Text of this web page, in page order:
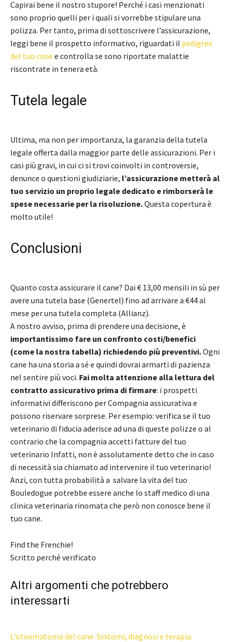
Capirai bene il nostro stupore! Perché i casi menzionati
sono proprio quelli per i quali si vorrebbe stipulare una
polizza. Per tanto, prima di sottoscrivere l’assicurazione,
leggi bene il prospetto informativo, riguardati il pedigree
del tuo cane e controlla se sono riportate malattie
riscontrate in tenera età.
Tutela legale
Ultima, ma non per importanza, la garanzia della tutela
legale offerta dalla maggior parte delle assicurazioni. Per i
casi più gravi, in cui ci si trovi coinvolti in controversie,
denunce o questioni giudiziarie, l’assicurazione metterà al
tuo servizio un proprio legale dedicato e rimborserà le
spese necessarie per la risoluzione.Questa copertura è
molto utile!
Conclusioni
Quanto costa assicurare il cane? Dai € 13,00 mensili in sù per
avere una tutela base (Genertel) fino ad arrivare a €44 al
mese per una tutela completa (Allianz).
A nostro avviso, prima di prendere una decisione, è
importantissimo fare un confronto costi/benefici
(come la nostra tabella) richiedendo più preventivi.Ogni
cane ha una storia a sé e quindi dovrai armarti di pazienza
nel sentire più voci. Fai molta attenzione alla lettura del
contratto assicurativo prima di firmare: i prospetti
informativi differiscono per Compagnia assicurativa e
possono riservare sorprese. Per esempio: verifica se il tuo
veterinario di fiducia aderisce ad una di queste polizze o al
contrario che la compagnia accetti fatture del tuo
veterinario Infatti, non è assolutamente detto che in caso
di necessità sia chiamato ad intervenire il tuo veterinario!
Anzi, con tutta probabilità a salvare la vita del tuo
Bouledogue potrebbe essere anche lo staff medico di una
clinica veterinaria rinomata che però non conosce bene il
tuo cane.
Find the Frenchie!
Scritto perché verificato
Altri argomenti che potrebbero
interessarti
L’otoematoma del cane. Sintomi, diagnosi e terapia.